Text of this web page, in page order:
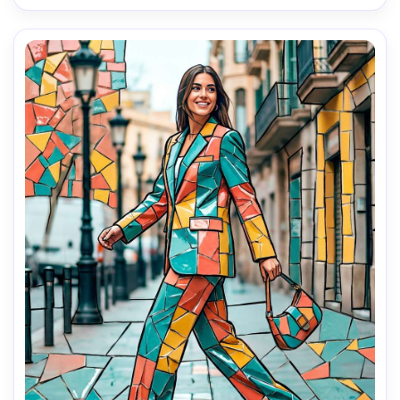
cinematográfica suave --ar 4:5